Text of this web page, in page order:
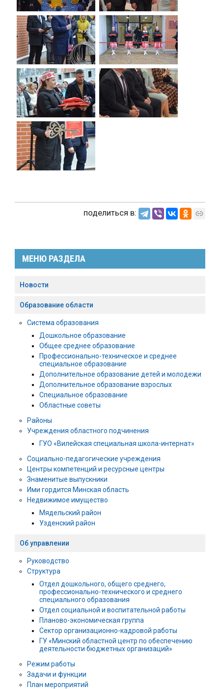
поделиться в:
МЕНЮ РАЗДЕЛА
Новости
Образование области
Система образования
Дошкольное образование
Общее среднее образование
Профессионально-техническое и среднее
специальное образование
Дополнительное образование детей и молодежи
Дополнительное образование взрослых
Специальное образование
Областные советы
Районы
Учреждения областного подчинения
ГУО «Вилейская специальная школа-интернат»
Социально-педагогические учреждения
Центры компетенций и ресурсные центры
Знаменитые выпускники
Ими гордится Минская область
Недвижимое имущество
Мядельский район
Узденский район
Об управлении
Руководство
Структура
Отдел дошкольного, общего среднего,
профессионально-технического и среднего
специального образования
Отдел социальной и воспитательной работы
Планово-экономическая группа
Сектор организационно-кадровой работы
ГУ «Минский областной центр по обеспечению
деятельности бюджетных организаций»
Режим работы
Задачи и функции
План мероприятий